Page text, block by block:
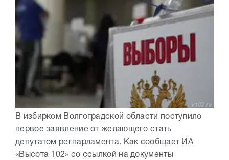
В избирком Волгоградской области поступило
первое заявление от желающего стать
депутатом регпарламента. Как сообщает ИА
«Высота 102» со ссылкой на документы